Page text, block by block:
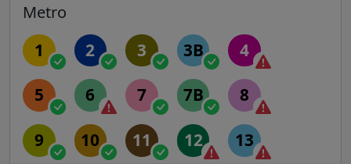
Metro
1 2 3 3B 4
5 6 7 7B 8
9 10 11 12 13